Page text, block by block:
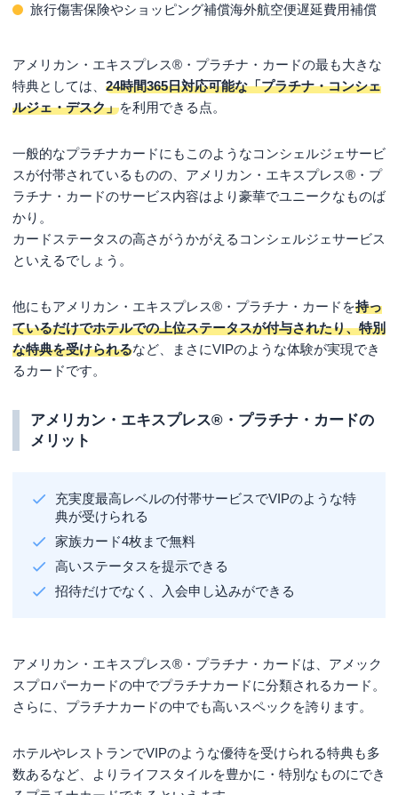
旅行傷害保険やショッピング補償海外航空便遅延費用補償
アメリカン・エキスプレス®・プラチナ・カードの最も大きな
特典としては、 24時間365日対応可能な「プラチナ・コンシェ
ルジェ・デスク」を利用できる点。
一般的なプラチナカードにもこのようなコンシェルジェサービ
スが付帯されているものの、アメリカン・エキスプレス®・プ
ラチナ・カードのサービス内容はより豪華でユニークなものば
かり。
カードステータスの高さがうかがえるコンシェルジェサービス
といえるでしょう。
他にもアメリカン・エキスプレス®・プラチナ・カードを持っ
ているだけでホテルでの上位ステータスが付与されたり、特別
な特典を受けられるなど、まさにVIPのような体験が実現でき
るカードです。
アメリカン・エキスプレス®・プラチナ・カードの
メリット
充実度最高レベルの付帯サービスでVIPのような特
典が受けられる
家族カード4枚まで無料
高いステータスを提示できる
招待だけでなく、入会申し込みができる
アメリカン・エキスプレス®・プラチナ・カードは、アメック
スプロパーカードの中でプラチナカードに分類されるカード。
さらに、プラチナカードの中でも高いスペックを誇ります。
ホテルやレストランでVIPのような優待を受けられる特典も多
数あるなど、よりライフスタイルを豊かに・特別なものにでき